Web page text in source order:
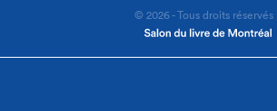
© 2026 - Tous droits réservés